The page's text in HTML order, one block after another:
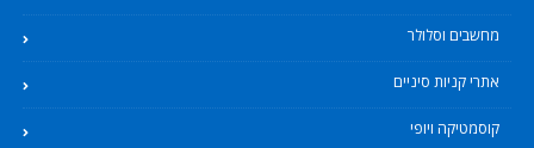
מחשבים וסלולר
אתרי קניות סיניים
קוסמטיקה ויופי